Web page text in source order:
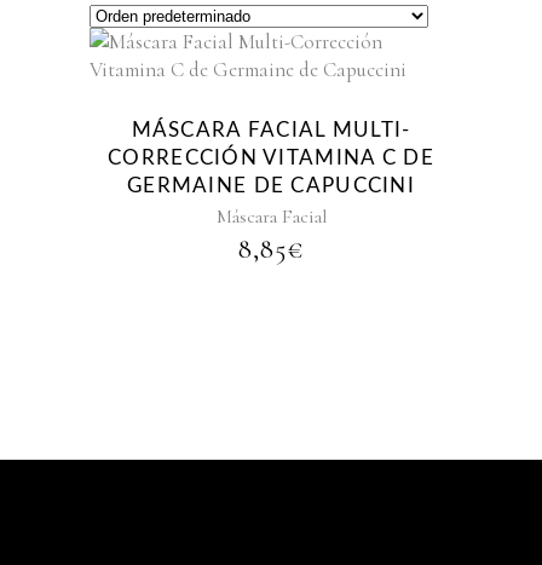
MÁSCARA FACIAL MULTI-
CORRECCIÓN VITAMINA C DE
GERMAINE DE CAPUCCINI
Máscara Facial
8,85€